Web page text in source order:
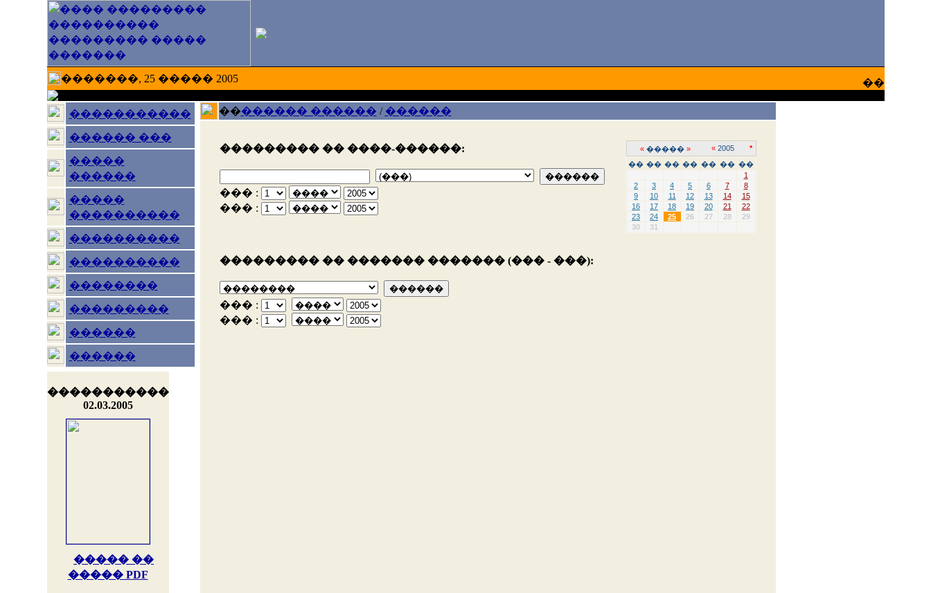
�������, 25 ����� 2005 ��
�����������
������ ���
�����
������
�����
����������
����������
����������
��������
���������
������
������
�����������
02.03.2005
����� ��
����� PDF
�������� ������ / ������
��������� �� ����-������:
��� :
��� :
��������� �� ������� ������� (��� - ���):
��� :
��� :
«����� » «2005
*
�� �� �� �� �� �� ��
1
2
3 4 5 6 7
8
9
10 11 12 13 14
15
16
17 18 19 20 21
22
23
24 25 26 27 28
29
30
31